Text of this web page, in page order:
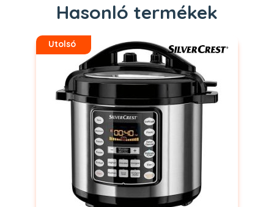
Hasonló termékek
Utolsó